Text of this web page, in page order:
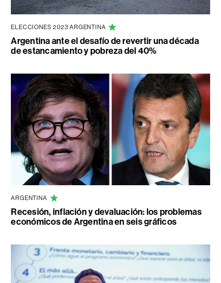
ELECCIONES 2023 ARGENTINA
Argentina ante el desafío de revertir una década
de estancamiento y pobreza del 40%
ARGENTINA
Recesión, inflación y devaluación: los problemas
económicos de Argentina en seis gráficos